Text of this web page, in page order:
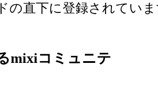
の直下に登録されていま
mixiコミュニテ